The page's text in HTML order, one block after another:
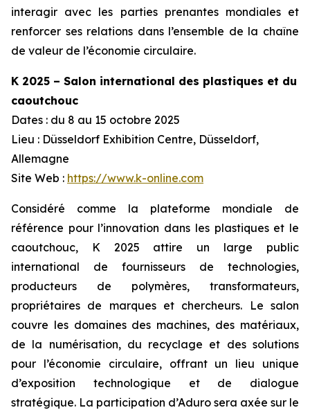
interagir avec les parties prenantes mondiales et
renforcer ses relations dans l’ensemble de la chaîne
de valeur de l’économie circulaire.
K 2025 – Salon international des plastiques et du
caoutchouc
Dates : du 8 au 15 octobre 2025
Lieu : Düsseldorf Exhibition Centre, Düsseldorf,
Allemagne
Site Web : https://www.k-online.com
Considéré comme la plateforme mondiale de
référence pour l’innovation dans les plastiques et le
caoutchouc, K 2025 attire un large public
international de fournisseurs de technologies,
producteurs de polymères, transformateurs,
propriétaires de marques et chercheurs. Le salon
couvre les domaines des machines, des matériaux,
de la numérisation, du recyclage et des solutions
pour l’économie circulaire, offrant un lieu unique
d’exposition technologique et de dialogue
stratégique. La participation d’Aduro sera axée sur le